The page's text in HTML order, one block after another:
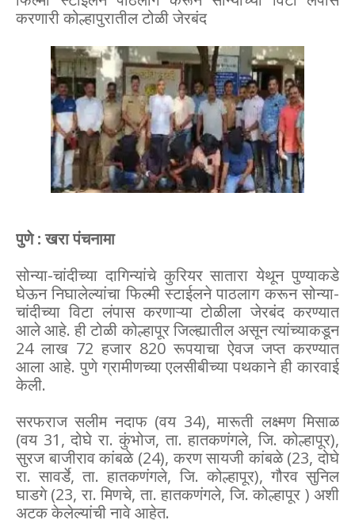
करणारी कोल्हापुरातील टोळी जेरबंद
पुणे : खरा पंचनामा
सोन्या-चांदीच्या दागिन्यांचे कुरियर सातारा येथून पुण्याकडे
घेऊन निघालेल्यांचा फिल्मी स्टाईलने पाठलाग करून सोन्या-
चांदीच्या विटा लंपास करणाऱ्या टोळीला जेरबंद करण्यात
आले आहे. ही टोळी कोल्हापूर जिल्ह्यातील असून त्यांच्याकडून
24 लाख 72 हजार 820 रूपयाचा ऐवज जप्त करण्यात
आला आहे. पुणे ग्रामीणच्या एलसीबीच्या पथकाने ही कारवाई
केली.
सरफराज सलीम नदाफ (वय 34), मारूती लक्ष्मण मिसाळ
(वय 31, दोघे रा. कुंभोज, ता. हातकणंगले, जि. कोल्हापूर),
सुरज बाजीराव कांबळे (24), करण सायजी कांबळे (23, दोघे
रा. सावर्डे, ता. हातकणंगले, जि. कोल्हापूर), गौरव सुनिल
घाडगे (23, रा. मिणचे, ता. हातकणंगले, जि. कोल्हापूर ) अशी
अटक केलेल्यांची नावे आहेत.